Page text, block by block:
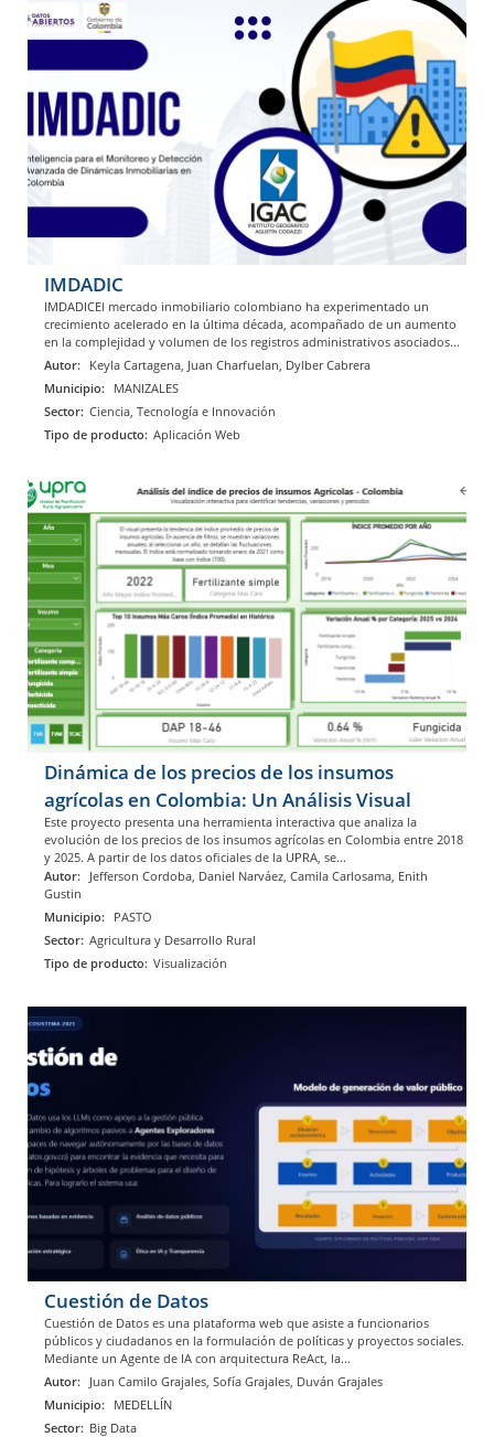
IMDADIC
IMDADICEl mercado inmobiliario colombiano ha experimentado un
crecimiento acelerado en la última década, acompañado de un aumento
en la complejidad y volumen de los registros administrativos asociados...
Autor: Keyla Cartagena, Juan Charfuelan, Dylber Cabrera
Municipio: MANIZALES
Sector: Ciencia, Tecnología e Innovación
Tipo de producto: Aplicación Web
Dinámica de los precios de los insumos
agrícolas en Colombia: Un Análisis Visual
Este proyecto presenta una herramienta interactiva que analiza la
evolución de los precios de los insumos agrícolas en Colombia entre 2018
y 2025. A partir de los datos oficiales de la UPRA, se...
Autor: Jefferson Cordoba, Daniel Narváez, Camila Carlosama, Enith
Gustin
Municipio: PASTO
Sector: Agricultura y Desarrollo Rural
Tipo de producto: Visualización
Cuestión de Datos
Cuestión de Datos es una plataforma web que asiste a funcionarios
públicos y ciudadanos en la formulación de políticas y proyectos sociales.
Mediante un Agente de IA con arquitectura ReAct, la...
Autor: Juan Camilo Grajales, Sofía Grajales, Duván Grajales
Municipio: MEDELLÍN
Sector: Big Data